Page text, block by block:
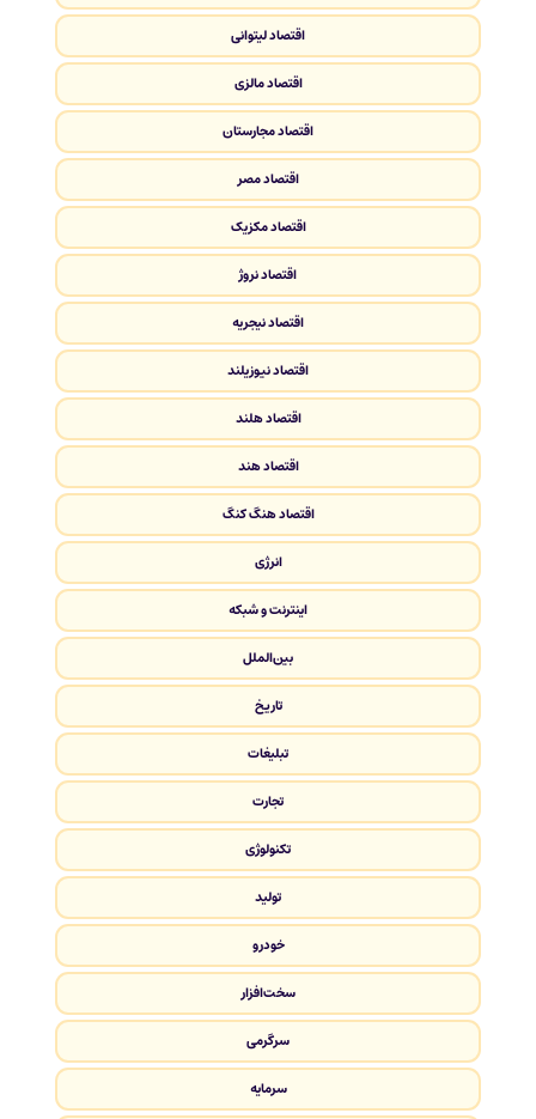
اقتصاد لیتوانی
اقتصاد مالزی
اقتصاد مجارستان
اقتصاد مصر
اقتصاد مکزیک
اقتصاد نروژ
اقتصاد نیجریه
اقتصاد نیوزیلند
اقتصاد هلند
اقتصاد هند
اقتصاد هنگ کنگ
انرژی
اینترنت و شبکه
بین‌الملل
تاریخ
تبلیغات
تجارت
تکنولوژی
تولید
خودرو
سخت‌افزار
سرگرمی
سرمایه